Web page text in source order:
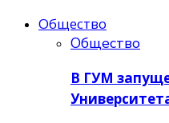
Общество
Общество
В ГУМ